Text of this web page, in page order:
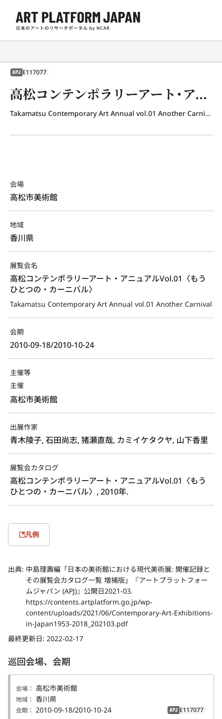
APJ E117077
高松コンテンポラリーアート・アニュアルVol.01〈もうひとつの・カーニバル〉
Takamatsu Contemporary Art Annual vol.01 Another Carnival
会場
高松市美術館
地域
香川県
展覧会名
高松コンテンポラリーアート・アニュアルVol.01〈もう
ひとつの・カーニバル〉
Takamatsu Contemporary Art Annual vol.01 Another Carnival
会期
2010-09-18/2010-10-24
主催等
主催
高松市美術館
出展作家
青木陵子, 石田尚志, 猪瀬直哉, カミイケタクヤ, 山下香里
展覧会カタログ
高松コンテンポラリーアート・アニュアルVol.01〈もう
ひとつの・カーニバル〉, 2010年.
凡例
出典: 中島理壽編「日本の美術館における現代美術展: 開催記録と
その展覧会カタログ一覧 増補版」『アートプラットフォー
ムジャパン (APJ)』公開日2021-03.
https://contents.artplatform.go.jp/wp-
content/uploads/2021/06/Contemporary-Art-Exhibitions-
in-Japan1953-2018_202103.pdf
最終更新日: 2022-02-17
巡回会場、会期
会場： 高松市美術館
地域： 香川県
会期： 2010-09-18/2010-10-24 APJ E117077